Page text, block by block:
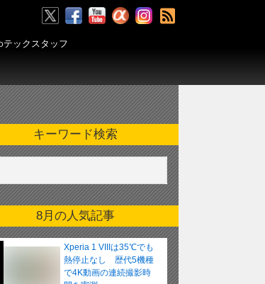
ックスタッフ
キーワード検索
8月の人気記事
Xperia 1 VIIIは35℃でも
熱停止なし 歴代5機種
で4K動画の連続撮影時